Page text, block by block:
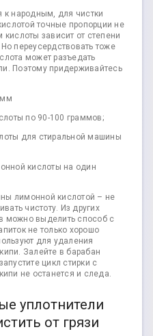
к народным, для чистки
точные пропорции не
зависит от степени
переусердствовать тоже
может разъедать
Поэтому придерживайтесь
по 90-100 граммов;
для стиральной машины
кислоты на один
лимонной кислотой – не
чистоту. Из других
можно выделить способ с
не только хорошо
для удаления
Залейте в барабан
цикл стирки с
не останется и следа.
уплотнители
от грязи